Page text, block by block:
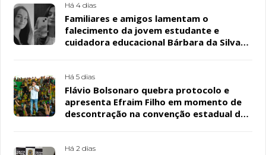
Há 4 dias
Familiares e amigos lamentam o
falecimento da jovem estudante e
cuidadora educacional Bárbara da Silva
Há 5 dias
Flávio Bolsonaro quebra protocolo e
apresenta Efraim Filho em momento de
descontração na convenção estadual do
Há 2 dias